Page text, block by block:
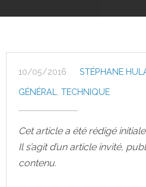
10/05/2016
STÉPHANE
GÉNÉRAL
TECHNIQUE
Cet article a été rédigé
Il s’agit d’un article invité,
contenu.